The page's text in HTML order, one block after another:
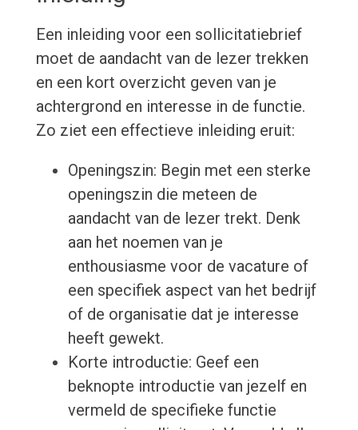
Een inleiding voor een sollicitatiebrief
moet de aandacht van de lezer trekken
en een kort overzicht geven van je
achtergrond en interesse in de functie.
Zo ziet een effectieve inleiding eruit:
Openingszin: Begin met een sterke
openingszin die meteen de
aandacht van de lezer trekt. Denk
aan het noemen van je
enthousiasme voor de vacature of
een specifiek aspect van het bedrijf
of de organisatie dat je interesse
heeft gewekt.
Korte introductie: Geef een
beknopte introductie van jezelf en
vermeld de specifieke functie